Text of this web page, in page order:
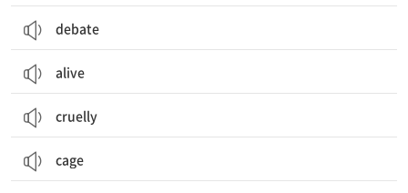
debate
alive
cruelly
cage